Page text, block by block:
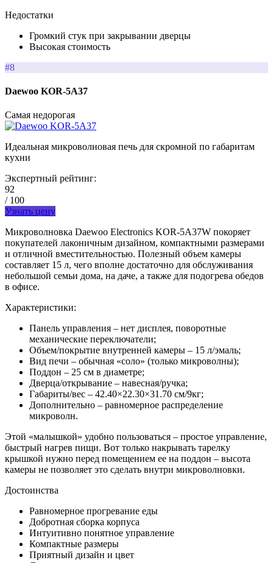
Недостатки
Громкий стук при закрывании дверцы
Высокая стоимость
#8
Daewoo KOR-5A37
Самая недорогая
Идеальная микроволновая печь для скромной по габаритам
кухни
Экспертный рейтинг:
92
/ 100
Узнать цену
Микроволновка Daewoo Electronics KOR-5A37W покоряет
покупателей лаконичным дизайном, компактными размерами
и отличной вместительностью. Полезный объем камеры
составляет 15 л, чего вполне достаточно для обслуживания
небольшой семьи дома, на даче, а также для подогрева обедов
в офисе.
Характеристики:
Панель управления – нет дисплея, поворотные
механические переключатели;
Объем/покрытие внутренней камеры – 15 л/эмаль;
Вид печи – обычная «соло» (только микроволны);
Поддон – 25 см в диаметре;
Дверца/открывание – навесная/ручка;
Габариты/вес – 42.40×22.30×31.70 см/9кг;
Дополнительно – равномерное распределение
микроволн.
Этой «малышкой» удобно пользоваться – простое управление,
быстрый нагрев пищи. Вот только накрывать тарелку
крышкой нужно перед помещением ее на поддон – высота
камеры не позволяет это сделать внутри микроволновки.
Достоинства
Равномерное прогревание еды
Добротная сборка корпуса
Интуитивно понятное управление
Компактные размеры
Приятный дизайн и цвет